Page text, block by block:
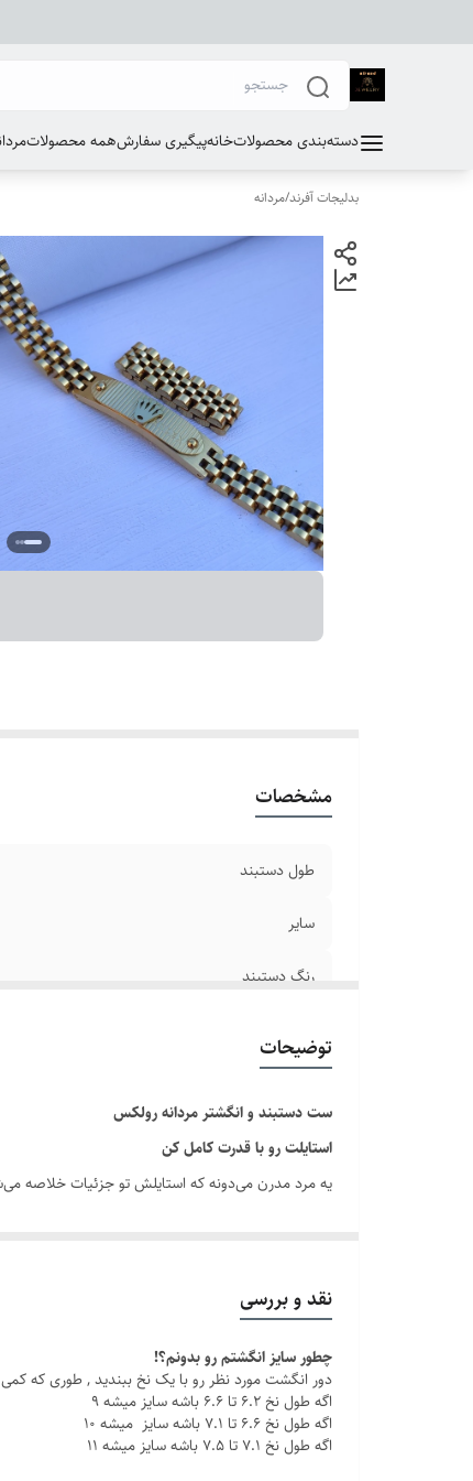
دسته‌بندی محصولاتخانهپیگیری سفارشهمه محصولات
بدلیجات آفرند/مردانه
مشخصات
طول دستبند
سایر
رنگ دستبند
توضیحات
ست دستبند و انگشتر مردانه رولکس
استایلت رو با قدرت کامل کن
یه مرد مدرن می‌دونه که استایلش تو جزئیات خلاصه
با این ست مردانه شیک ، چه تو یه جلسه کاری باشی، چه
چرا این ست خاصه؟
جنس استیل باکیفیت: مقاوم در برابر زنگ‌زدگی و
رنگ ثابت
نقد و بررسی
چطور سایز انگشتم رو بدونم؟!
دور انگشت مورد نظر رو با یک نخ ببندید , طوری که
اگه طول نخ ۶.۲ تا ۶.۶ باشه سایز میشه ۹
اگه طول نخ ۶.۶ تا ۷.۱ باشه سایز میشه ۱۰
اگه طول نخ ۷.۱ تا ۷.۵ باشه سایز میشه ۱۱